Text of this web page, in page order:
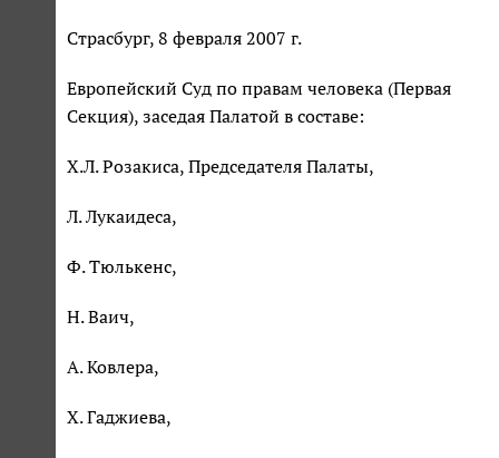
Страсбург, 8 февраля 2007 г.
Европейский Суд по правам человека (Первая
Секция), заседая Палатой в составе:
Х.Л. Розакиса, Председателя Палаты,
Л. Лукаидеса,
Ф. Тюлькенс,
Н. Ваич,
А. Ковлера,
Х. Гаджиева,